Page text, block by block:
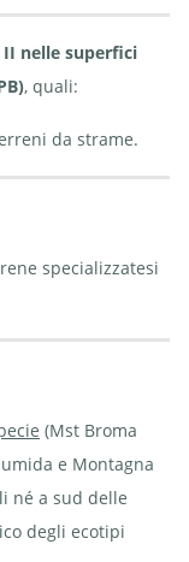
nelle superfici
, quali:
da strame.
specializzatesi
(Mst Broma
e Montagna
né a sud delle
degli ecotipi